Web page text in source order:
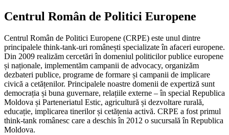
Centrul Român de Politici Europene
Centrul Român de Politici Europene (CRPE) este unul dintre
principalele think-tank-uri românești specializate în afaceri europene.
Din 2009 realizăm cercetări în domeniul politicilor publice europene
și naționale, implementăm campanii de advocacy, organizăm
dezbateri publice, programe de formare și campanii de implicare
civică a cetățenilor. Principalele noastre domenii de expertiză sunt
democrația și buna guvernare, relațiile externe – în special Republica
Moldova și Parteneriatul Estic, agricultură și dezvoltare rurală,
educație, implicarea tinerilor și cetățenia activă. CRPE a fost primul
think-tank românesc care a deschis în 2012 o sucursală în Republica
Moldova.